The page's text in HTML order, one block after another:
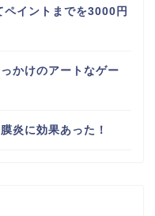
イントまでを3000円
かけのアートなゲー
炎に効果あった！